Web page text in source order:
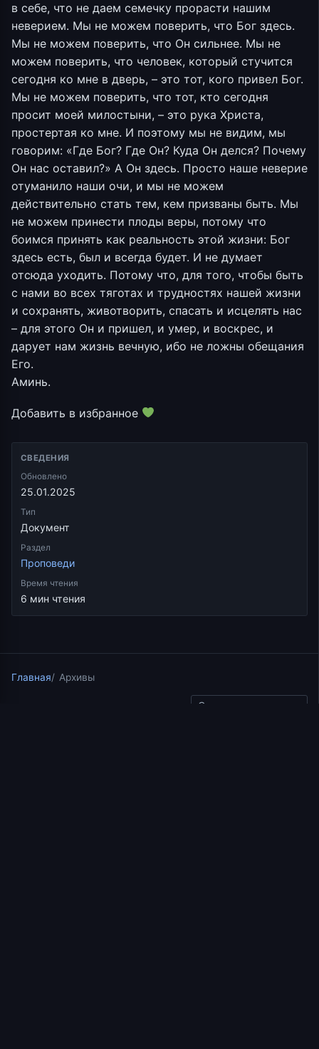
в себе, что не даем семечку прорасти нашим
неверием. Мы не можем поверить, что Бог здесь.
Мы не можем поверить, что Он сильнее. Мы не
можем поверить, что человек, который стучится
сегодня ко мне в дверь, – это тот, кого привел Бог.
Мы не можем поверить, что тот, кто сегодня
просит моей милостыни, – это рука Христа,
простертая ко мне. И поэтому мы не видим, мы
говорим: «Где Бог? Где Он? Куда Он делся? Почему
Он нас оставил?» А Он здесь. Просто наше неверие
отуманило наши очи, и мы не можем
действительно стать тем, кем призваны быть. Мы
не можем принести плоды веры, потому что
боимся принять как реальность этой жизни: Бог
здесь есть, был и всегда будет. И не думает
отсюда уходить. Потому что, для того, чтобы быть
с нами во всех тяготах и трудностях нашей жизни
и сохранять, животворить, спасать и исцелять нас
– для этого Он и пришел, и умер, и воскрес, и
дарует нам жизнь вечную, ибо не ложны обещания
Его.
Аминь.
Добавить в избранное
СВЕДЕНИЯ
Обновлено
25.01.2025
Тип
Документ
Раздел
Проповеди
Время чтения
6 мин чтения
Главная Архивы
Скопировать ссылку